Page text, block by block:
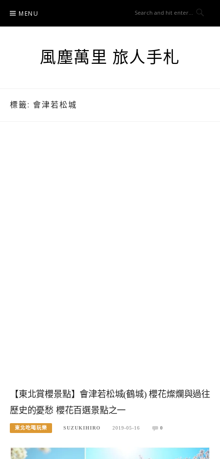
content
MENU
風塵萬里 旅人手札
標籤: 會津若松城
【東北賞櫻景點】會津若松城(鶴城) 櫻花燦爛與過往
歷史的憂愁 櫻花百選景點之一
東北吃喝玩樂 SUZUKIHIRO 2019-05-16 0